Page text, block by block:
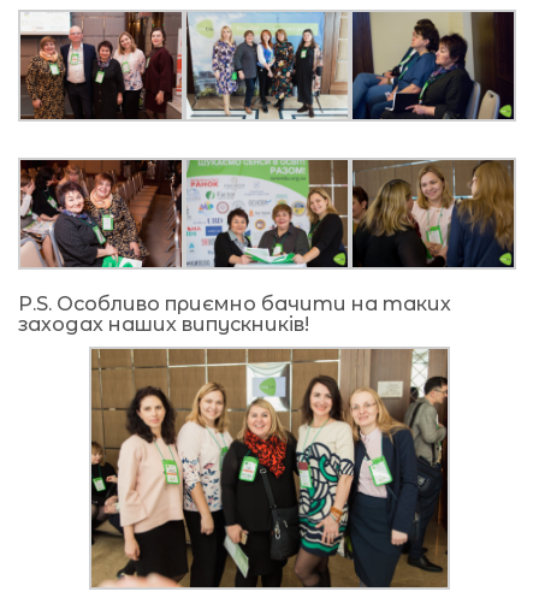
P.S. Особливо приємно бачити на таких
заходах наших випускників!